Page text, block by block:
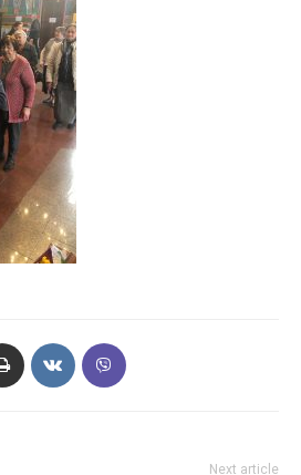
Next article